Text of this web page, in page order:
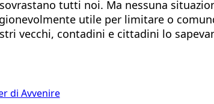
tutti noi. Ma nessuna
utile per limitare o
vecchi, contadini e cittadini lo
di Avvenire